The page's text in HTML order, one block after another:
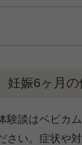
妊娠6ヶ月
験談はベビカ
さい。症状や